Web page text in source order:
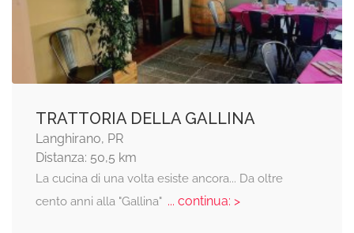
TRATTORIA DELLA GALLINA
Langhirano, PR
Distanza: 50,5 km
La cucina di una volta esiste ancora... Da oltre
cento anni alla "Gallina"... continua: >